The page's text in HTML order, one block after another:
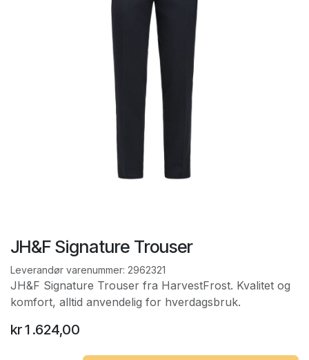
JH&F Signature Trouser
Leverandør varenummer: 2962321
JH&F Signature Trouser fra HarvestFrost. Kvalitet og
komfort, alltid anvendelig for hverdagsbruk.
kr1 .624,00